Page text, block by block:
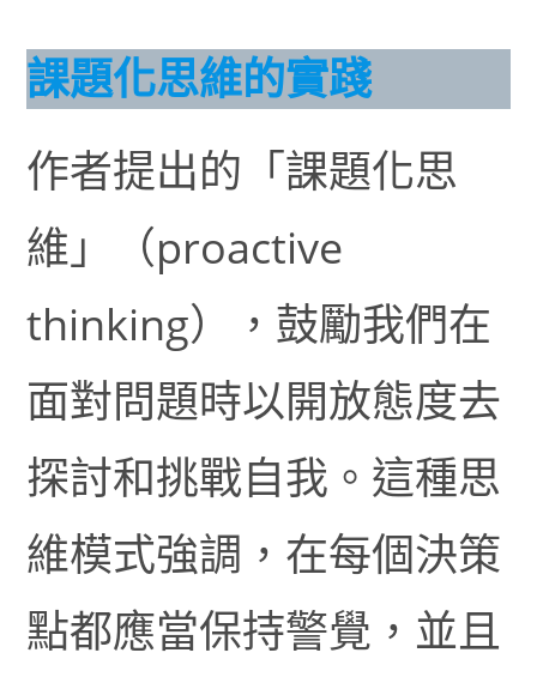
課題化思維的實踐
作者提出的「課題化思
維」（proactive
thinking），鼓勵我們在
面對問題時以開放態度去
探討和挑戰自我。這種思
維模式強調，在每個決策
點都應當保持警覺，並且